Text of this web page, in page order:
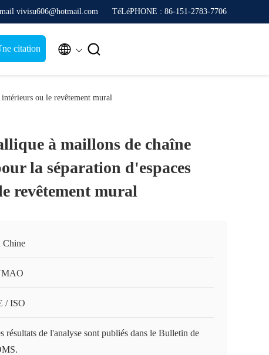
vivisu606@hotmail.com TéLéPHONE : 86-151-2783-7706
citation  
ou le revêtement mural
à maillons de chaîne
la séparation d'espaces
revêtement mural
Chine
/ ISO
résultats de l'analyse sont publiés dans le Bulletin de